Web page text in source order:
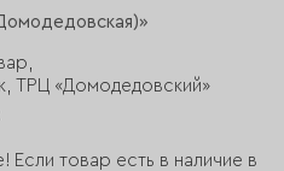
ТРЦ «Домодедовский»
Если товар есть в наличие в